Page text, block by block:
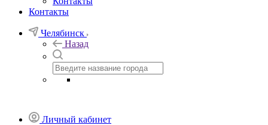
Контакты
Челябинск
Назад
Личный кабинет